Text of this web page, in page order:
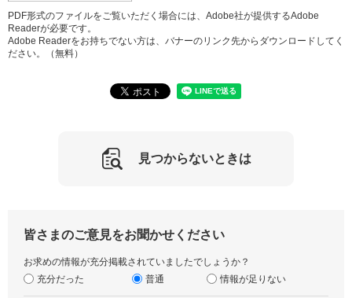
PDF形式のファイルをご覧いただく場合には、Adobe社が提供するAdobe
Readerが必要です。
Adobe Readerをお持ちでない方は、バナーのリンク先からダウンロードしてく
ださい。（無料）
見つからないときは
皆さまのご意見をお聞かせください
お求めの情報が充分掲載されていましたでしょうか？
充分だった
普通 情報が足りない